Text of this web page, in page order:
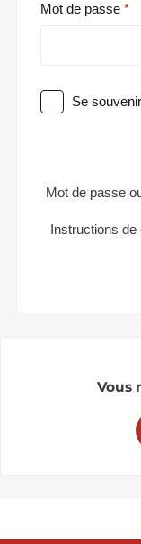
Mot de passe
Se
Mot de passe
Instructions
Vous